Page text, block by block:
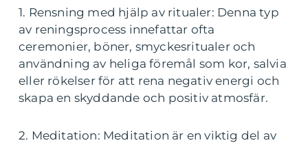
1. Rensning med hjälp av ritualer: Denna typ
av reningsprocess innefattar ofta
ceremonier, böner, smyckesritualer och
användning av heliga föremål som kor, salvia
eller rökelser för att rena negativ energi och
skapa en skyddande och positiv atmosfär.
2. Meditation: Meditation är en viktig del av